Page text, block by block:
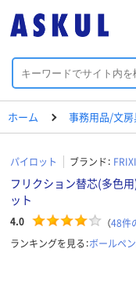
ホーム 事務用品/文房
パイロット ブランド：
フリクション替芯(多
ット
4.0 （48件
ランキングを見る：ボールペ